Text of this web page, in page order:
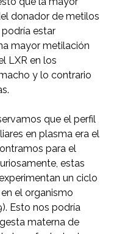
donador de metilos
estar
mayor metilación
LXR en los
y lo contrario
que el perfil
en plasma era el
para el
estas
un ciclo
el organismo
Esto nos podría
materna de